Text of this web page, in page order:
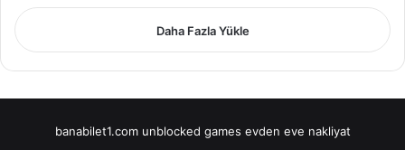
Daha Fazla Yükle
banabilet1.com unblocked games evden eve nakliyat